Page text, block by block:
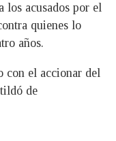
los acusados por el
quienes lo
años.
con el accionar del
de